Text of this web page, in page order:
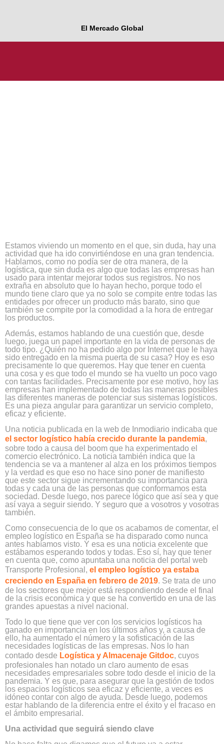
El Mercado Global
Estamos viviendo un momento en el que, sin duda, hay una
actividad que ha ido convirtiéndose en una gran tendencia.
Hablamos, como no podía ser de otra manera, de la
logística, que sin duda es algo que todas las empresas han
usado para intentar mejorar todos sus registros. No nos
extraña en absoluto que lo hayan hecho, porque todo el
mundo tiene claro que ya no solo se compite entre todas las
entidades por ofrecer un producto más barato, sino que
también se compite por la comodidad a la hora de entregar
los productos.
Además, estamos hablando de una cuestión que, desde
luego, juega un papel importante en la vida de personas de
todo tipo. ¿Quién no ha pedido algo por Internet que le haya
sido entregado en la misma puerta de su casa? Hoy es eso
precisamente lo que queremos. Hay que tener en cuenta
una cosa y es que todo el mundo se ha vuelto un poco vago
con tantas facilidades. Precisamente por ese motivo, hoy las
empresas han implementado de todas las maneras posibles
las diferentes maneras de potenciar sus sistemas logísticos.
Es una pieza angular para garantizar un servicio completo,
eficaz y eficiente.
Una noticia publicada en la web de Inmodiario indicaba que
el sector logístico había crecido durante la pandemia,
sobre todo a causa del boom que ha experimentado el
comercio electrónico. La noticia también indica que la
tendencia se va a mantener al alza en los próximos tiempos
y la verdad es que eso no hace sino poner de manifiesto
que este sector sigue incrementando su importancia para
todas y cada una de las personas que conformamos esta
sociedad. Desde luego, nos parece lógico que así sea y que
así vaya a seguir siendo. Y seguro que a vosotros y vosotras
también.
Como consecuencia de lo que os acabamos de comentar, el
empleo logístico en España se ha disparado como nunca
antes habíamos visto. Y esa es una noticia excelente que
estábamos esperando todos y todas. Eso sí, hay que tener
en cuenta que, como apuntaba una noticia del portal web
Transporte Profesional, el empleo logístico ya estaba
creciendo en España en febrero de 2019. Se trata de uno
de los sectores que mejor está respondiendo desde el final
de la crisis económica y que se ha convertido en una de las
grandes apuestas a nivel nacional.
Todo lo que tiene que ver con los servicios logísticos ha
ganado en importancia en los últimos años y, a causa de
ello, ha aumentado el número y la sofisticación de las
necesidades logísticas de las empresas. Nos lo han
contado desde Logística y Almacenaje Gitdoc, cuyos
profesionales han notado un claro aumento de esas
necesidades empresariales sobre todo desde el inicio de la
pandemia. Y es que, para asegurar que la gestión de todos
los espacios logísticos sea eficaz y eficiente, a veces es
idóneo contar con algo de ayuda. Desde luego, podemos
estar hablando de la diferencia entre el éxito y el fracaso en
el ámbito empresarial.
Una actividad que seguirá siendo clave